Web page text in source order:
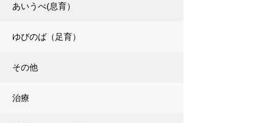
あいうべ(息育）
ゆびのば（足育）
その他
治療